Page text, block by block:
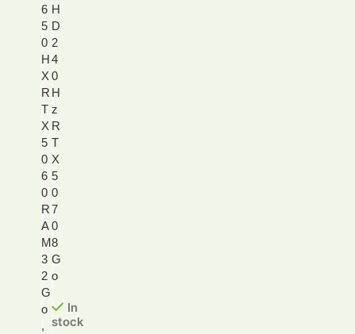
6
5
0
H
X
R
T
X
5
0
6
0
R
A
M
3
2
G
o
,
H
D
2
4
0
H
z
R
T
X
5
0
7
0
8
G
o
In
stock